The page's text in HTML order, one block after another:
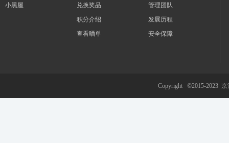
小黑屋
兑换奖品
积分介绍
查看晒单
管理团队
发展历程
安全保障
Copyright ©2015-2023 京